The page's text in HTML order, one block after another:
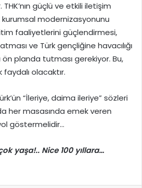
güçlü ve etkili iletişim
modernizasyonunu
faaliyetlerini güçlendirmesi,
ve Türk gençliğine havacılığı
planda tutması gerekiyor. Bu,
faydalı olacaktır.
“İleriye, daima ileriye” sözleri
her masasında emek veren
göstermelidir…
yaşa!.. Nice 100 yıllara…